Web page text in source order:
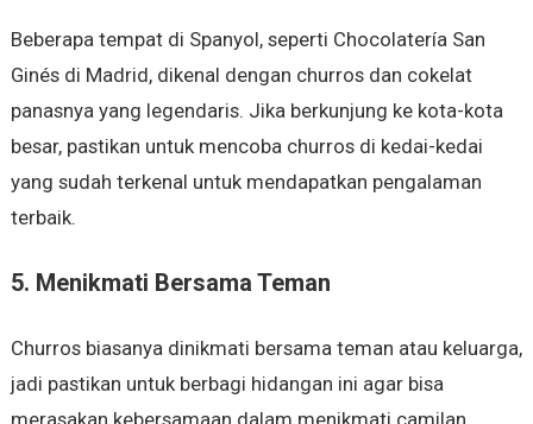
Beberapa tempat di Spanyol, seperti Chocolatería San
Ginés di Madrid, dikenal dengan churros dan cokelat
panasnya yang legendaris. Jika berkunjung ke kota-kota
besar, pastikan untuk mencoba churros di kedai-kedai
yang sudah terkenal untuk mendapatkan pengalaman
terbaik.
5. Menikmati Bersama Teman
Churros biasanya dinikmati bersama teman atau keluarga,
jadi pastikan untuk berbagi hidangan ini agar bisa